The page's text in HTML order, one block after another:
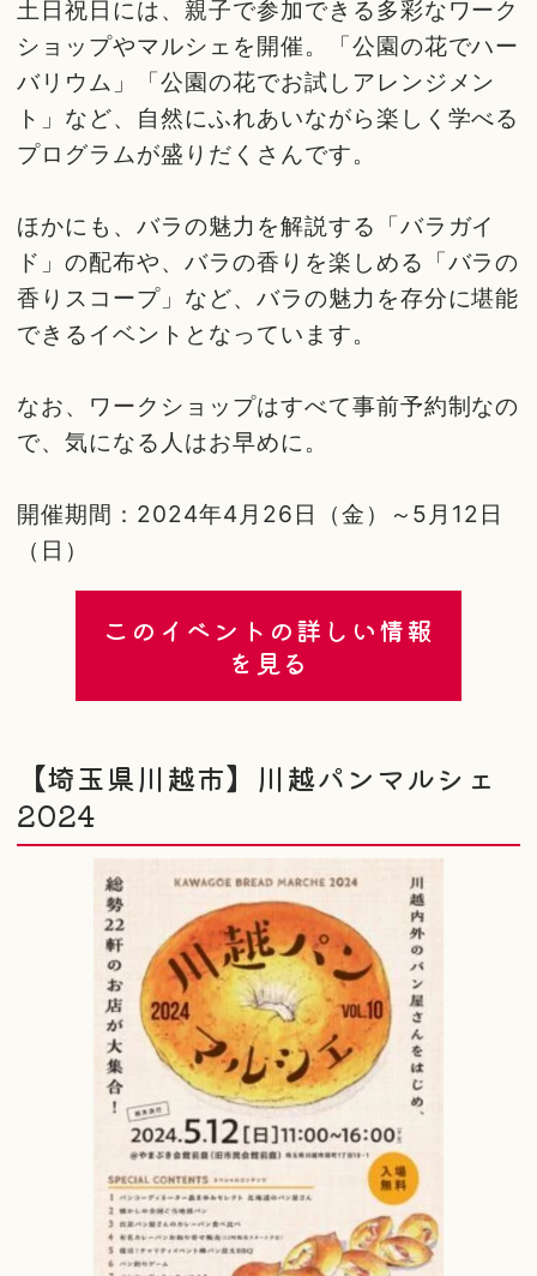
土日祝日には、親子で参加できる多彩なワーク
ショップやマルシェを開催。「公園の花でハー
バリウム」「公園の花でお試しアレンジメン
ト」など、自然にふれあいながら楽しく学べる
プログラムが盛りだくさんです。
ほかにも、バラの魅力を解説する「バラガイ
ド」の配布や、バラの香りを楽しめる「バラの
香りスコープ」など、バラの魅力を存分に堪能
できるイベントとなっています。
なお、ワークショップはすべて事前予約制なの
で、気になる人はお早めに。
開催期間：2024年4月26日（金）～5月12日
（日）
このイベントの詳しい情報
を見る
【埼玉県川越市】川越パンマルシェ
2024